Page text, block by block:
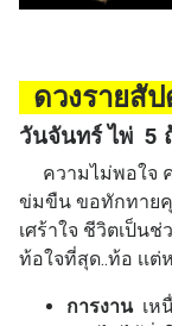
ดวงรายสั
วันจันทร์ ไพ่ 5
ความไม่พอใจ ค
ข่มขืน ขอทักทาย
เศร้าใจ ชีวิตเป็น
ท้อใจที่สุด..ท้อ เเต่
การงานเหนื่